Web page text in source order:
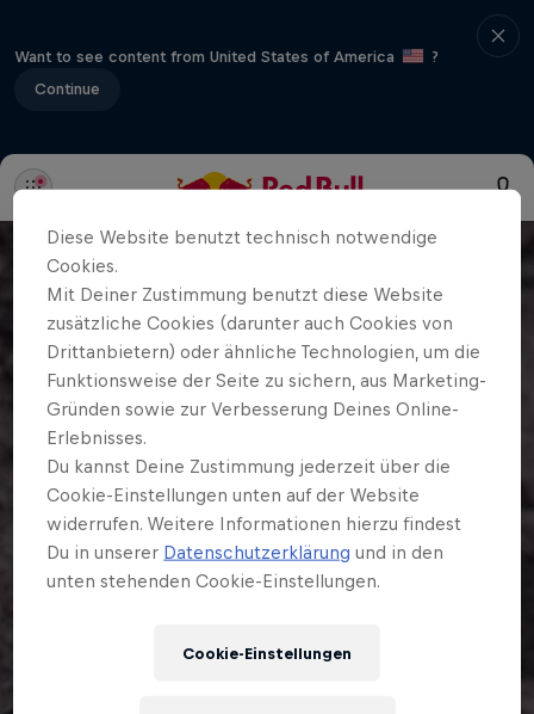
Want to see content from United States of America
?
Continue
Diese Website benutzt technisch notwendige
Cookies.
Mit Deiner Zustimmung benutzt diese Website
zusätzliche Cookies (darunter auch Cookies von
Drittanbietern) oder ähnliche Technologien, um die
Funktionsweise der Seite zu sichern, aus Marketing-
Gründen sowie zur Verbesserung Deines Online-
Erlebnisses.
Du kannst Deine Zustimmung jederzeit über die
Cookie-Einstellungen unten auf der Website
widerrufen. Weitere Informationen hierzu findest
Du in unserer Datenschutzerklärung und in den
unten stehenden Cookie-Einstellungen.
Cookie-Einstellungen